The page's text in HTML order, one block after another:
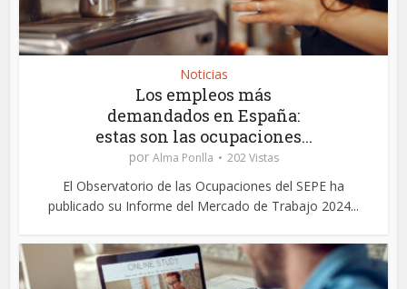
Noticias
Los empleos más
demandados en España:
estas son las ocupaciones...
por Alma Ponlla 202 Vistas
El Observatorio de las Ocupaciones del SEPE ha
publicado su Informe del Mercado de Trabajo 2024...